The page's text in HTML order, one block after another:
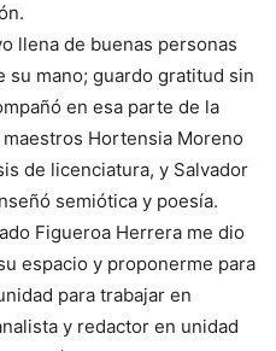
llena de buenas personas
mano; guardo gratitud sin
en esa parte de la
Hortensia Moreno
de licenciatura, y Salvador
semiótica y poesía.
Figueroa Herrera me dio
espacio y proponerme para
para trabajar en
y redactor en unidad